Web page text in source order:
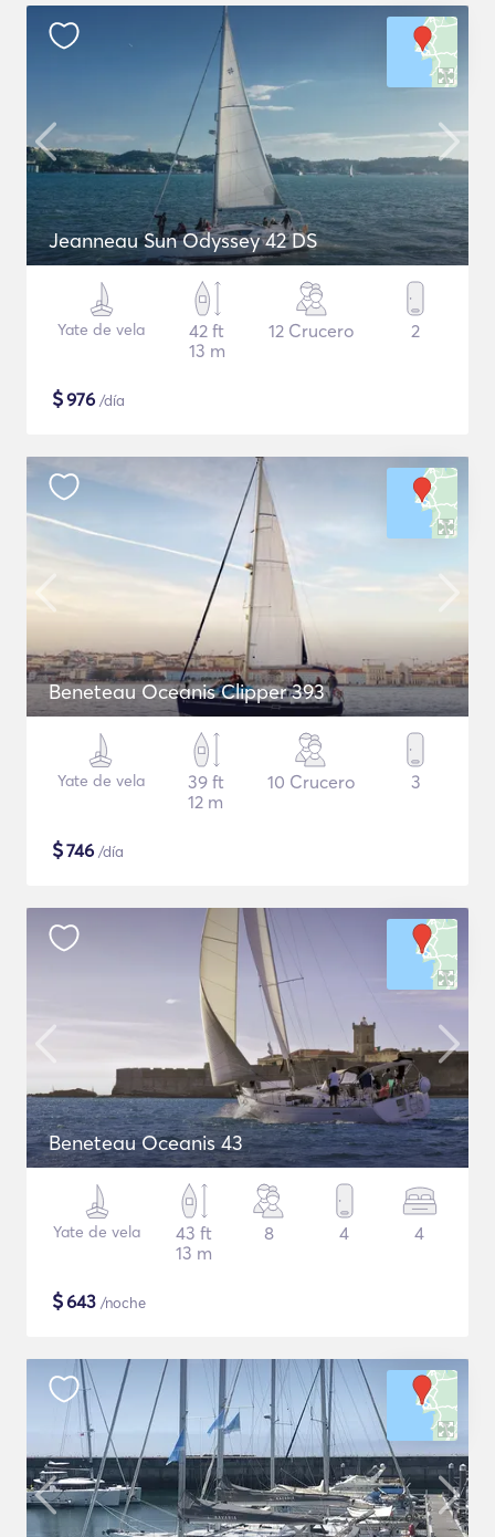
Jeanneau Sun Odyssey 42 DS
Yate de vela
42 ft
13 m
12 Crucero 2
$976 /día
Beneteau Oceanis Clipper 393
Yate de vela
39 ft
12 m
10 Crucero 3
$746 /día
Beneteau Oceanis 43
Yate de vela
43 ft
13 m
8 4 4
$643 /noche